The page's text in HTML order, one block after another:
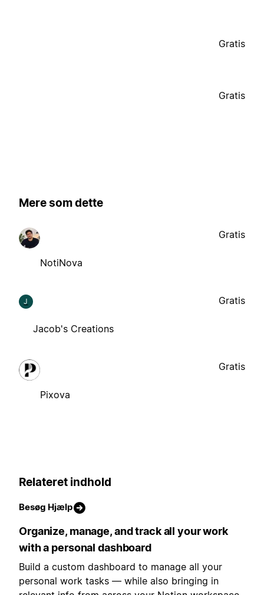
Gratis
Gratis
Mere som dette
NotiNova
Gratis
J
Jacob's Creations
Gratis
Pixova
Gratis
Relateret indhold
Besøg Hjælp
Organize, manage, and track all your work
with a personal dashboard
Build a custom dashboard to manage all your
personal work tasks — while also bringing in